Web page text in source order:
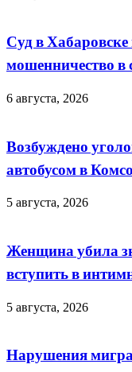
Суд в
мошенничество в
6 августа, 2026
Возбуждено
автобусом в
5 августа, 2026
Женщина убила
вступить в
5 августа, 2026
Нарушения